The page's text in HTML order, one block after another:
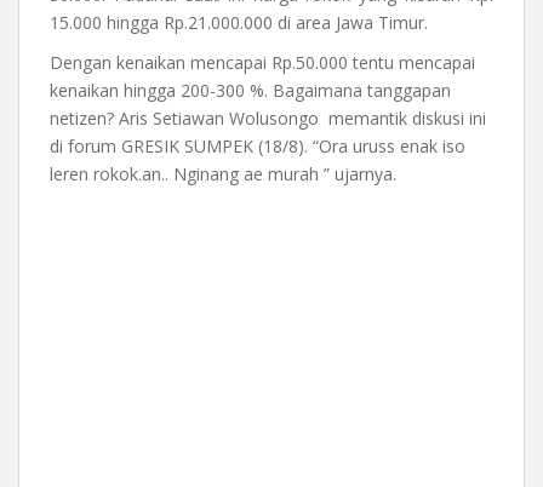
15.000 hingga Rp.21.000.000 di area Jawa Timur.
Dengan kenaikan mencapai Rp.50.000 tentu mencapai
kenaikan hingga 200-300 %. Bagaimana tanggapan
netizen? Aris Setiawan Wolusongo memantik diskusi ini
di forum GRESIK SUMPEK (18/8). “Ora uruss enak iso
leren rokok.an.. Nginang ae murah ” ujarnya.